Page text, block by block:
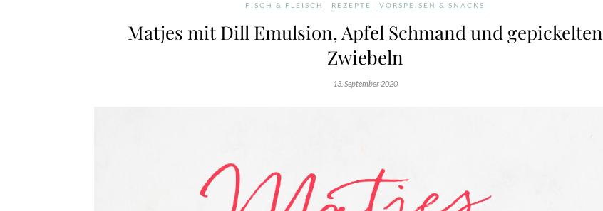
FISCH & FLEISCH REZEPTE VORSPEISEN & SNACKS
Matjes mit Dill Emulsion, Apfel Schmand und gepickelten
Zwiebeln
13. September 2020